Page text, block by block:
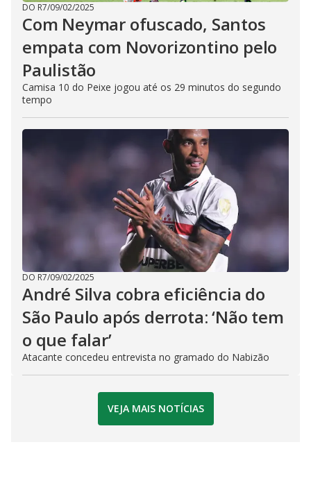
DO R7/09/02/2025
Com Neymar ofuscado, Santos
empata com Novorizontino pelo
Paulistão
Camisa 10 do Peixe jogou até os 29 minutos do segundo
tempo
DO R7/09/02/2025
André Silva cobra eficiência do
São Paulo após derrota: ‘Não tem
o que falar’
Atacante concedeu entrevista no gramado do Nabizão
VEJA MAIS NOTÍCIAS